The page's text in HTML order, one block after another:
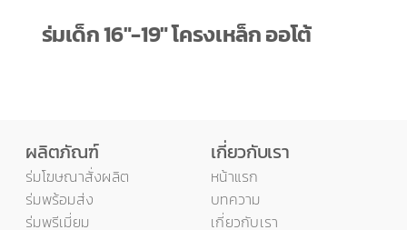
เกี่ยวกับเรา
ติดต่อเรา
ร่มเด็ก 16″-19″ โครงเหล็ก ออโต้
ผลิตภัณฑ์
ร่มโฆษณาสั่งผลิต
ร่มพร้อมส่ง
ร่มพรีเมี่ยม
เกี่ยวกับเรา
หน้าแรก
บทความ
เกี่ยวกับเรา